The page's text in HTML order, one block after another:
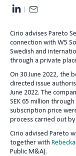
L
n
k
e
d
I
n
a
l
Cirio advises Pareto
connection with W5
Swedish and
through a private
On 30 June 2022, the
directed issue
June 2022. The
SEK 65 million
subscription price
process carried out
Cirio advised Pareto
together with
Public M&A).